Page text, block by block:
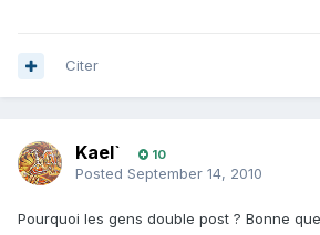
Citer
Kael` 10
Posted September 14, 2010
Pourquoi les gens double post ? Bonne